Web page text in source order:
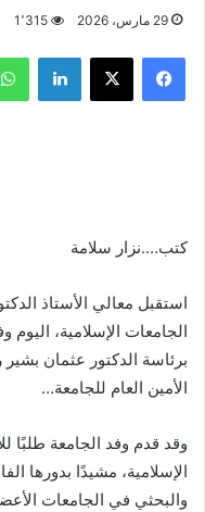
29 مارس، 2026 1٬315
فيسبوك X
كتب….نزار سلامة
استقبل معالي الأستاذ
الجامعات الإسلامية، اليوم
برئاسة الدكتور عثمان
الأمين العام للجامعة…
وقد قدم وفد الجامعة طلبًا
الإسلامية، مشيدًا بدورها
والبحثي في الجامعات